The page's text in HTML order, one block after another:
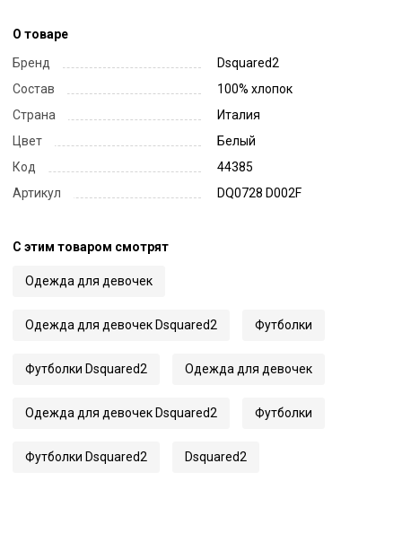
О товаре
Бренд
Dsquared2
Состав
100% хлопок
Страна
Италия
Цвет
Белый
Код
44385
Артикул
DQ0728 D002F
С этим товаром смотрят
Одежда для девочек
Одежда для девочек Dsquared2 Футболки
Футболки Dsquared2 Одежда для девочек
Одежда для девочек Dsquared2 Футболки
Футболки Dsquared2 Dsquared2